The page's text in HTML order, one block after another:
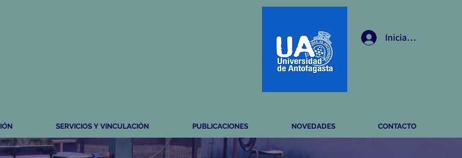
Iniciar sesión
SERVICIOS Y VINCULACIÓN PUBLICACIONES NOVEDADES CONTACTO